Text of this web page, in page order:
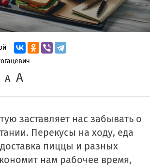
A A
заставляет нас забывать о
Перекусы на ходу, еда
пиццы и разных
нам рабочее время,